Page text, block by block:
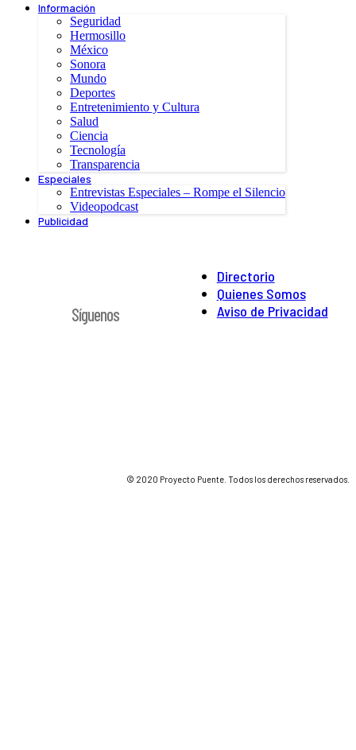
Información
Seguridad
Hermosillo
México
Sonora
Mundo
Deportes
Entretenimiento y Cultura
Salud
Ciencia
Tecnología
Transparencia
Especiales
Entrevistas Especiales – Rompe el Silencio
Videopodcast
Publicidad
Directorio
Quienes Somos
Aviso de Privacidad
Síguenos
© 2020 Proyecto Puente. Todos los derechos reservados.